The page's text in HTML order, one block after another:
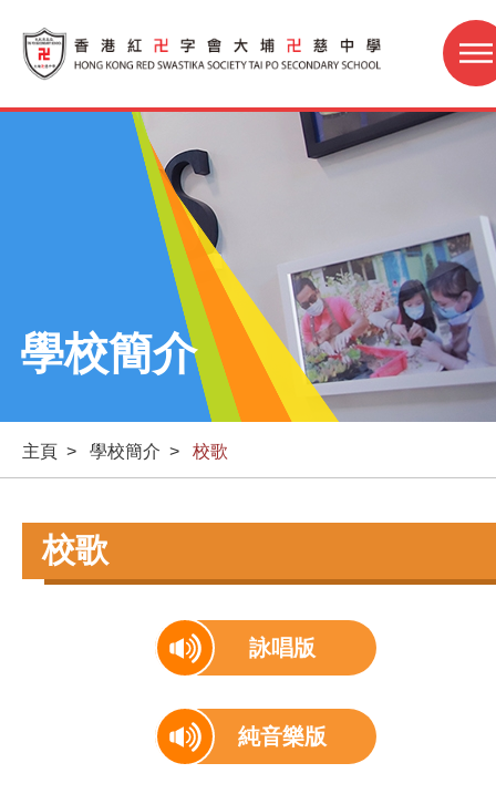
學校簡介
主頁 > 學校簡介 > 校歌
校歌
詠唱版
純音樂版